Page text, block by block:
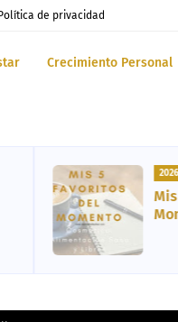
Política de privacidad
Crecimiento Personal